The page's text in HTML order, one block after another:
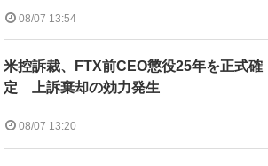
08/07 13:54
米控訴裁、FTX前CEO懲役25年を正式確
定 上訴棄却の効力発生
08/07 13:20